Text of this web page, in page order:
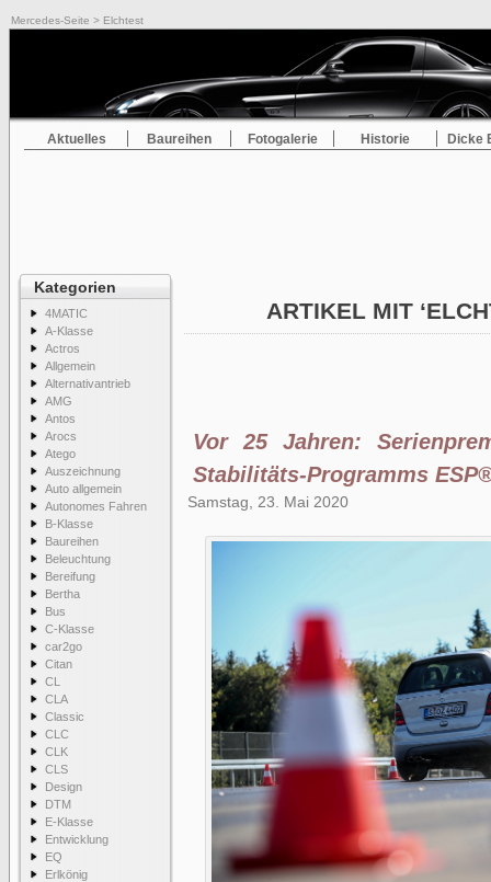
Mercedes-Seite > Elchtest
Aktuelles Baureihen Fotogalerie Historie Dicke
Kategorien
4MATIC
A-Klasse
Actros
Allgemein
Alternativantrieb
AMG
Antos
Arocs
Atego
Auszeichnung
Auto allgemein
Autonomes Fahren
B-Klasse
Baureihen
Beleuchtung
Bereifung
Bertha
Bus
C-Klasse
car2go
Citan
CL
CLA
Classic
CLC
CLK
CLS
Design
DTM
E-Klasse
Entwicklung
EQ
Erlkönig
ARTIKEL MIT
Vor 25 Jahren:
Stabilitäts-Programms
Samstag, 23. Mai 2020